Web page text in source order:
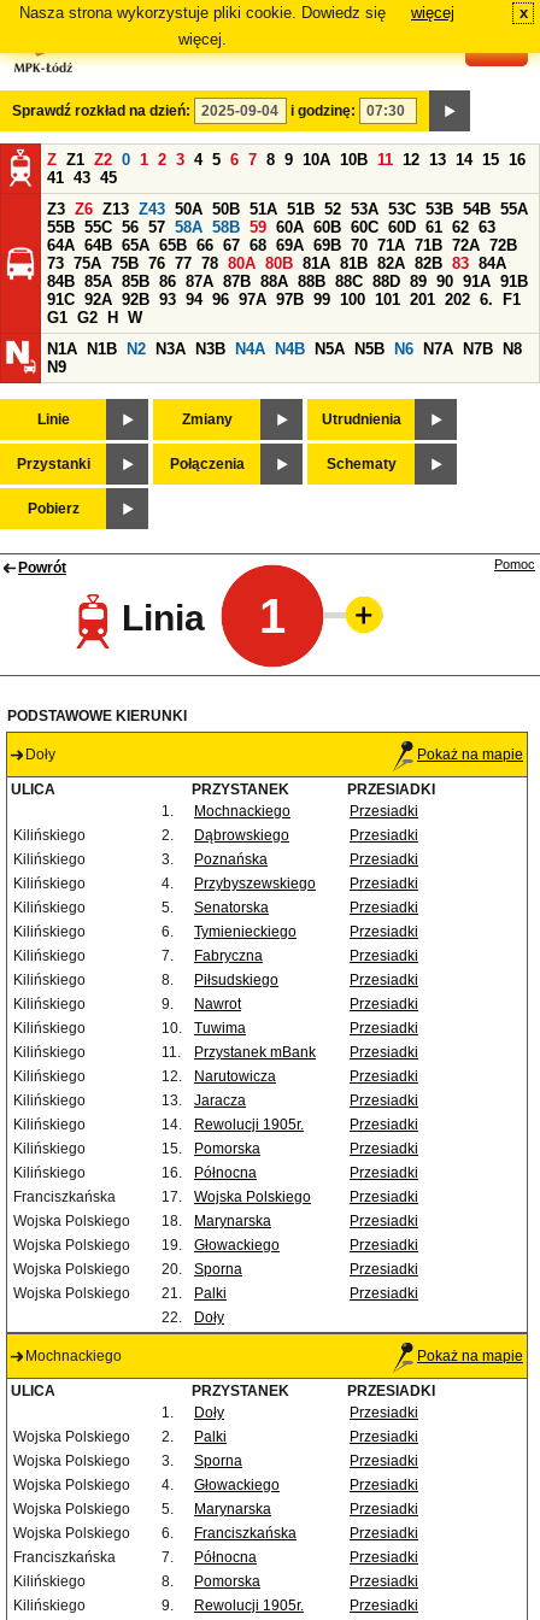
Nasza strona wykorzystuje pliki cookie. Dowiedz się
więcej.
więcej x
Sprawdź rozkład na dzień: i godzinę:
Z Z1 Z2 0 1 2 3 4 5 6 7 8 9 10A 10B 11 12 13 14 15 16
41 43 45
Z3 Z6 Z13 Z43 50A 50B 51A 51B 52 53A 53C 53B 54B 55A
55B 55C 56 57 58A 58B 59 60A 60B 60C 60D 61 62 63
64A 64B 65A 65B 66 67 68 69A 69B 70 71A 71B 72A 72B
73 75A 75B 76 77 78 80A 80B 81A 81B 82A 82B 83 84A
84B 85A 85B 86 87A 87B 88A 88B 88C 88D 89 90 91A 91B
91C 92A 92B 93 94 96 97A 97B 99 100 101 201 202 6.
F1
G1 G2 H
W
N1A
N1B N2 N3A N3B N4A N4B N5A N5B N6 N7A N7B
N8
N9
Linie Zmiany Utrudnienia
Przystanki Połączenia Schematy
Pobierz
Powrót
Linia 1
Pomoc
PODSTAWOWE KIERUNKI
Doły Pokaż na mapie
ULICA PRZYSTANEK
PRZESIADKI
1.
Mochnackiego
Przesiadki
Kilińskiego
2. Dąbrowskiego
Przesiadki
Kilińskiego
3. Poznańska
Przesiadki
Kilińskiego
4. Przybyszewskiego
Przesiadki
Kilińskiego
5. Senatorska
Przesiadki
Kilińskiego
6. Tymienieckiego
Przesiadki
Kilińskiego
7. Fabryczna
Przesiadki
Kilińskiego
8. Piłsudskiego
Przesiadki
Kilińskiego
9. Nawrot
Przesiadki
Kilińskiego
10. Tuwima
Przesiadki
Kilińskiego
11. Przystanek mBank
Przesiadki
Kilińskiego
12. Narutowicza
Przesiadki
Kilińskiego
13. Jaracza
Przesiadki
Kilińskiego
14. Rewolucji 1905r.
Przesiadki
Kilińskiego
15. Pomorska
Przesiadki
Kilińskiego
16. Północna
Przesiadki
Franciszkańska
17. Wojska Polskiego
Przesiadki
Wojska Polskiego
18. Marynarska
Przesiadki
Wojska Polskiego
19. Głowackiego
Przesiadki
Wojska Polskiego
20. Sporna
Przesiadki
Wojska Polskiego
21. Palki
Przesiadki
22.
Doły
Mochnackiego Pokaż na mapie
ULICA PRZYSTANEK
PRZESIADKI
1.
Doły
Przesiadki
Wojska Polskiego
2. Palki
Przesiadki
Wojska Polskiego
3. Sporna
Przesiadki
Wojska Polskiego
4. Głowackiego
Przesiadki
Wojska Polskiego
5. Marynarska
Przesiadki
Wojska Polskiego
6. Franciszkańska
Przesiadki
Franciszkańska
7. Północna
Przesiadki
Kilińskiego
8. Pomorska
Przesiadki
Kilińskiego
9. Rewolucji 1905r. Przesiadki